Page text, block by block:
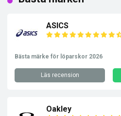
ASICS
Bästa märke för löparskor 2026
Läs recension
Oakley